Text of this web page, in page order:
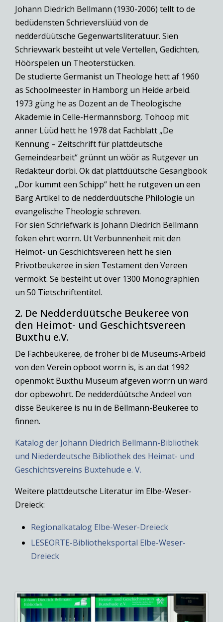
Johann Diedrich Bellmann (1930-2006) tellt to de
bedüdensten Schrieverslüüd von de
nedderdüütsche Gegenwartsliteratuur. Sien
Schrievwark besteiht ut vele Vertellen, Gedichten,
Höörspelen un Theoterstücken.
De studierte Germanist un Theologe hett af 1960
as Schoolmeester in Hamborg un Heide arbeid.
1973 güng he as Dozent an de Theologische
Akademie in Celle-Hermannsborg. Tohoop mit
anner Lüüd hett he 1978 dat Fachblatt „De
Kennung – Zeitschrift für plattdeutsche
Gemeindearbeit“ grünnt un wöör as Rutgever un
Redakteur dorbi. Ok dat plattdüütsche Gesangbook
„Dor kummt een Schipp“ hett he rutgeven un een
Barg Artikel to de nedderdüütsche Philologie un
evangelische Theologie schreven.
För sien Schriefwark is Johann Diedrich Bellmann
foken ehrt worrn. Ut Verbunnenheit mit den
Heimot- un Geschichtsvereen hett he sien
Privotbeukeree in sien Testament den Vereen
vermokt. Se besteiht ut över 1300 Monographien
un 50 Tietschriftentitel.
2. De Nedderdüütsche Beukeree von
den Heimot- und Geschichtsvereen
Buxthu e.V.
De Fachbeukeree, de fröher bi de Museums-Arbeid
von den Verein opboot worrn is, is an dat 1992
openmokt Buxthu Museum afgeven worrn un ward
dor opbewohrt. De nedderdüütsche Andeel von
disse Beukeree is nu in de Bellmann-Beukeree to
finnen.
Katalog der Johann Diedrich Bellmann-Bibliothek
und Niederdeutsche Bibliothek des Heimat- und
Geschichtsvereins Buxtehude e. V.
Weitere plattdeutsche Literatur im Elbe-Weser-
Dreieck:
Regionalkatalog Elbe-Weser-Dreieck
LESEORTE-Bibliotheksportal Elbe-Weser-
Dreieck